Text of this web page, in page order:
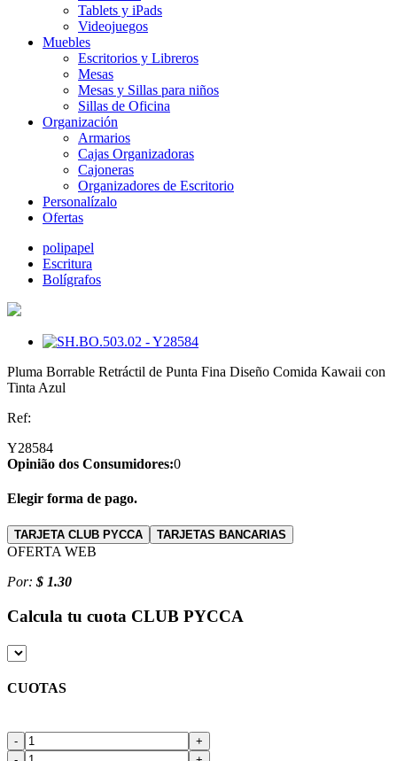
Tablets y iPads
Videojuegos
Muebles
Escritorios y Libreros
Mesas
Mesas y Sillas para niños
Sillas de Oficina
Organización
Armarios
Cajas Organizadoras
Cajoneras
Organizadores de Escritorio
Personalízalo
Ofertas
polipapel
Escritura
Bolígrafos
Pluma Borrable Retráctil de Punta Fina Diseño Comida Kawaii con
Tinta Azul
Ref:
Y28584
Opinião dos Consumidores:0
Elegir forma de pago.
TARJETA CLUB PYCCA TARJETAS BANCARIAS
OFERTA WEB
Por: $ 1.30
Calcula tu cuota CLUB PYCCA
CUOTAS
-
+